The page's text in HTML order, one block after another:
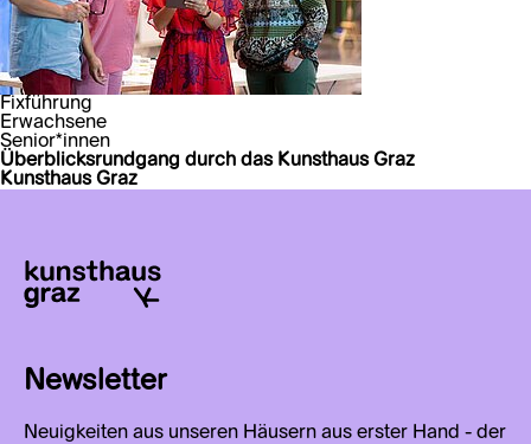
Fixführung
Erwachsene
Senior*innen
Überblicksrundgang durch das Kunsthaus Graz
Kunsthaus Graz
Newsletter
Neuigkeiten aus unseren Häusern aus erster Hand - der